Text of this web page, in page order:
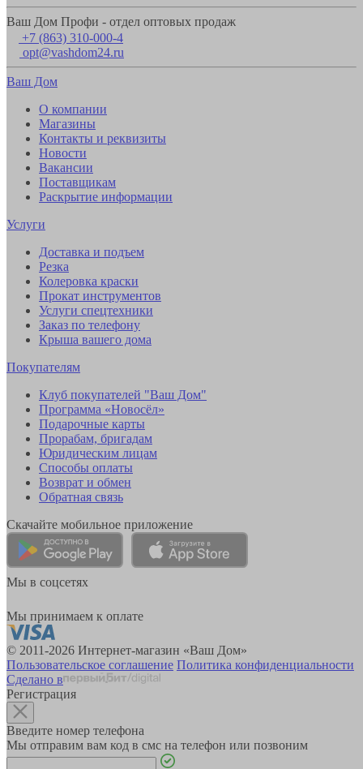
Ваш Дом Профи - отдел оптовых продаж
+7 (863) 310-000-4
opt@vashdom24.ru
Ваш Дом
О компании
Магазины
Контакты и реквизиты
Новости
Вакансии
Поставщикам
Раскрытие информации
Услуги
Доставка и подъем
Резка
Колеровка краски
Прокат инструментов
Услуги спецтехники
Заказ по телефону
Крыша вашего дома
Покупателям
Клуб покупателей "Ваш Дом"
Программа «Новосёл»
Подарочные карты
Прорабам, бригадам
Юридическим лицам
Способы оплаты
Возврат и обмен
Обратная связь
Скачайте мобильное приложение
Мы в соцсетях
Мы принимаем к оплате
© 2011-2026 Интернет-магазин «Ваш Дом»
Пользовательское соглашение Политика конфиденциальности
Сделано в
Регистрация
Введите номер телефона
Мы отправим вам код в смс на телефон или позвоним